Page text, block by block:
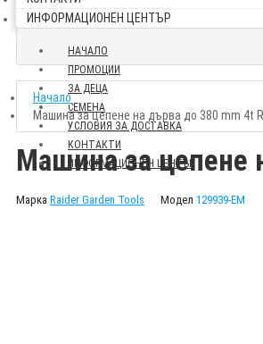
ИНФОРМАЦИОНЕН ЦЕНТЪР
НАЧАЛО
ПРОМОЦИИ
ЗА ДЕЦА
СЕМЕНА
УСЛОВИЯ ЗА ДОСТАВКА
КОНТАКТИ
ИНФОРМАЦИОНЕН ЦЕНТЪР
Начало
Машина за цепене на дърва до 380 mm 4t
Машина за цепене
Марка Raider Garden Tools Модел 129939-EM